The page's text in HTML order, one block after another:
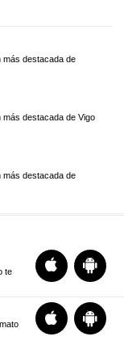
más destacada de
más destacada de Vigo
más destacada de
te